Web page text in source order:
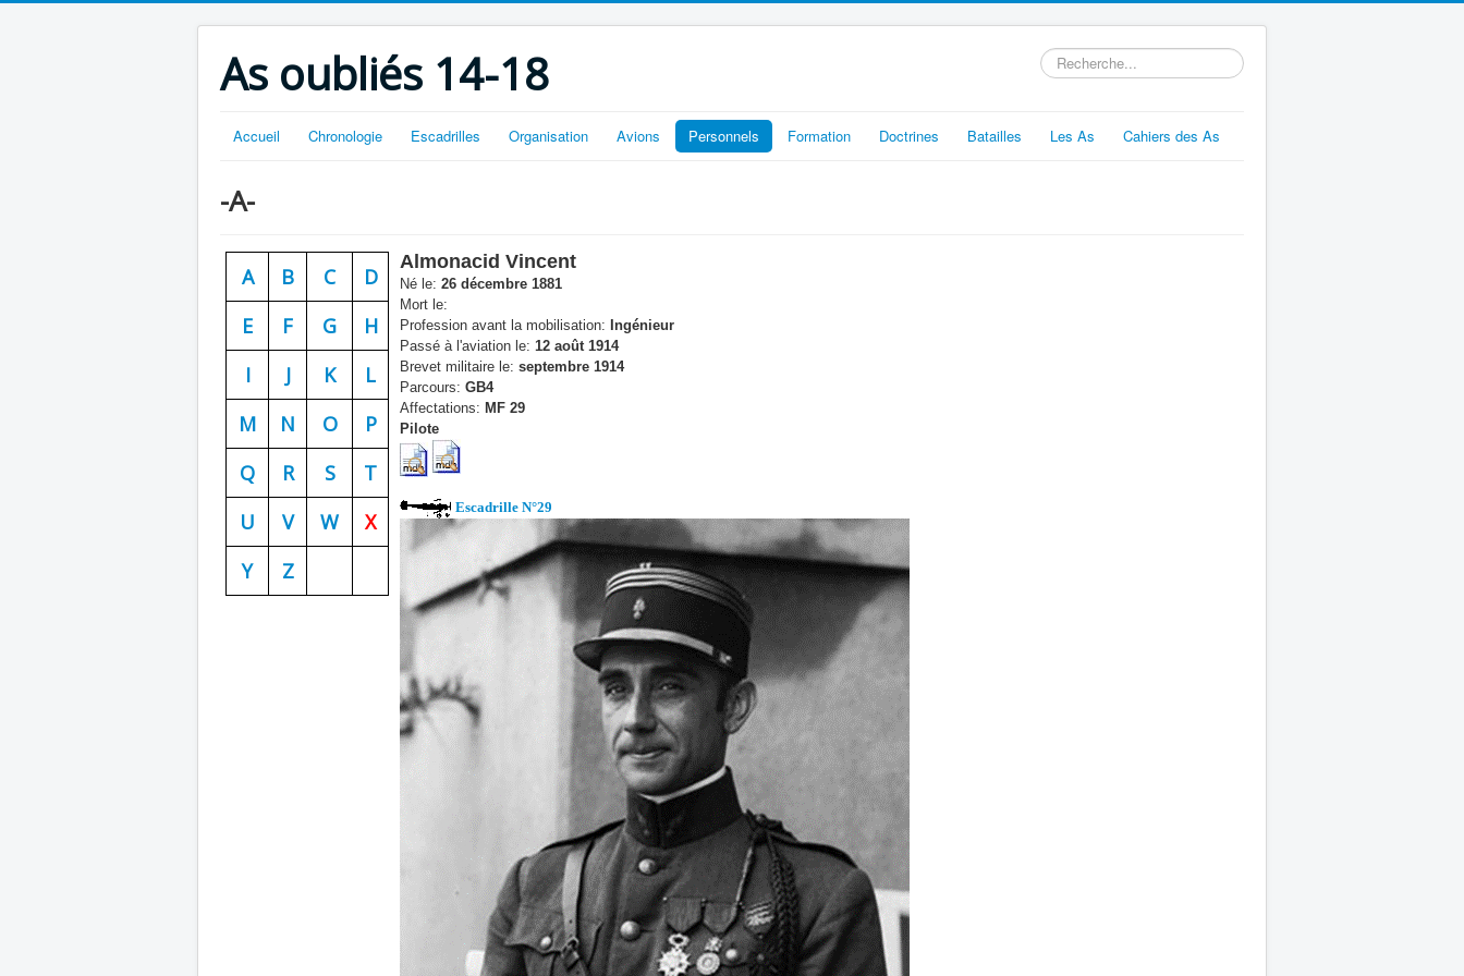
As oubliés 14-18 Rechercher
Accueil Chronologie Escadrilles Organisation Avions Personnels Formation Doctrines Batailles Les As Cahiers des As
-A-
A B C
D
E
F G
H
I
J K
L
M
N O
P
Q
R S
T
U
V W
X
Y
Z
Almonacid Vincent
Né le: 26 décembre 1881
Mort le:
Profession avant la mobilisation: Ingénieur
Passé à l'aviation le: 12 août 1914
Brevet militaire le: septembre 1914
Parcours: GB4
Affectations: MF 29
Pilote
Escadrille N°29